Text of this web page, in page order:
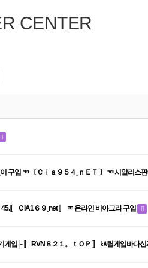
CENTER
구입 ☜ 〔Ｃｉａ９５４˛ｎＥＴ 〕 ☜ 시알리스
〚 ＣIA1６９¸net 〛 ㅪ 온라인 비아그라 구입
게임├ 〚 RVN８２１。ｔＯＰ 〛 ㎄릴게임바다